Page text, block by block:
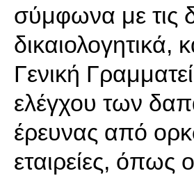
σύμφωνα με τις
δικαιολογητικά,
Γενική
ελέγχου των
έρευνας από
εταιρείες, όπως